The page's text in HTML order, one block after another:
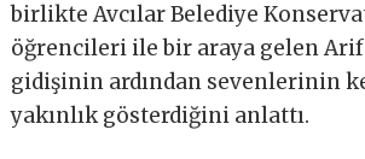
birlikte Avcılar Belediye
öğrencileri ile bir araya gelen Arif
gidişinin ardından sevenlerinin
yakınlık gösterdiğini anlattı.